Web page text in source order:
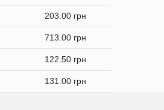
203.00 грн
713.00 грн
122.50 грн
131.00 грн